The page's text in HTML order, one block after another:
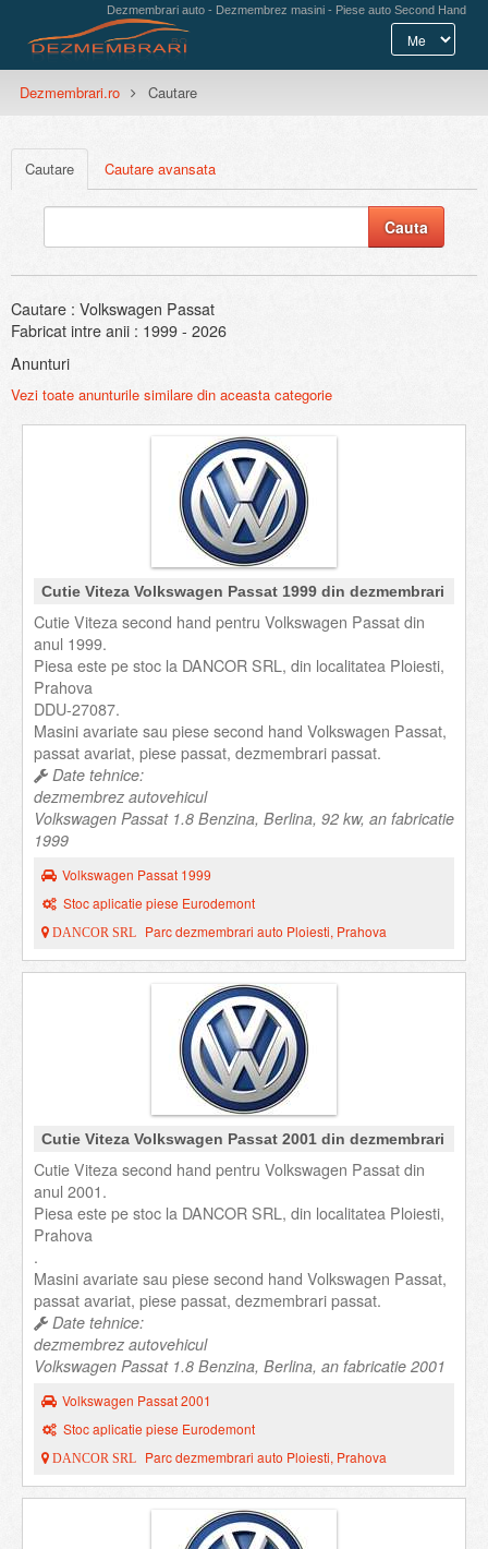
Dezmembrari auto - Dezmembrez masini - Piese auto Second Hand
Dezmembrari.ro Cautare
Cautare Cautare avansata
Cautare : Volkswagen Passat
Fabricat intre anii : 1999 - 2026
Anunturi
Vezi toate anunturile similare din aceasta categorie
Cutie Viteza Volkswagen Passat 1999 din dezmembrari
Cutie Viteza second hand pentru Volkswagen Passat din
anul 1999.
Piesa este pe stoc la DANCOR SRL, din localitatea Ploiesti,
Prahova
DDU-27087.
Masini avariate sau piese second hand Volkswagen Passat,
passat avariat, piese passat, dezmembrari passat.
Date tehnice:
dezmembrez autovehicul
Volkswagen Passat 1.8 Benzina, Berlina, 92 kw, an fabricatie
1999
Volkswagen Passat 1999
Stoc aplicatie piese Eurodemont
DANCOR SRL Parc dezmembrari auto Ploiesti, Prahova
Cutie Viteza Volkswagen Passat 2001 din dezmembrari
Cutie Viteza second hand pentru Volkswagen Passat din
anul 2001.
Piesa este pe stoc la DANCOR SRL, din localitatea Ploiesti,
Prahova
.
Masini avariate sau piese second hand Volkswagen Passat,
passat avariat, piese passat, dezmembrari passat.
Date tehnice:
dezmembrez autovehicul
Volkswagen Passat 1.8 Benzina, Berlina, an fabricatie 2001
Volkswagen Passat 2001
Stoc aplicatie piese Eurodemont
DANCOR SRL Parc dezmembrari auto Ploiesti, Prahova